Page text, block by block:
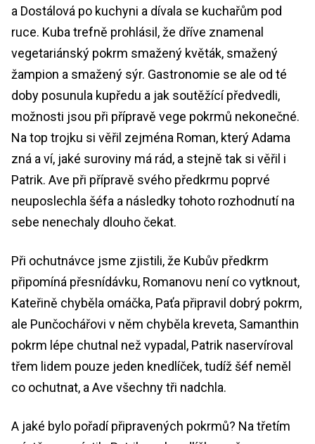
a Dostálová po kuchyni a dívala se kuchařům pod
ruce. Kuba trefně prohlásil, že dříve znamenal
vegetariánský pokrm smažený květák, smažený
žampion a smažený sýr. Gastronomie se ale od té
doby posunula kupředu a jak soutěžící předvedli,
možnosti jsou při přípravě vege pokrmů nekonečné.
Na top trojku si věřil zejména Roman, který Adama
zná a ví, jaké suroviny má rád, a stejně tak si věřil i
Patrik. Ave při přípravě svého předkrmu poprvé
neuposlechla šéfa a následky tohoto rozhodnutí na
sebe nenechaly dlouho čekat.
Při ochutnávce jsme zjistili, že Kubův předkrm
připomíná přesnídávku, Romanovu není co vytknout,
Kateřině chyběla omáčka, Paťa připravil dobrý pokrm,
ale Punčochářovi v něm chyběla kreveta, Samanthin
pokrm lépe chutnal než vypadal, Patrik naservíroval
třem lidem pouze jeden knedlíček, tudíž šéf neměl
co ochutnat, a Ave všechny tři nadchla.
A jaké bylo pořadí připravených pokrmů? Na třetím